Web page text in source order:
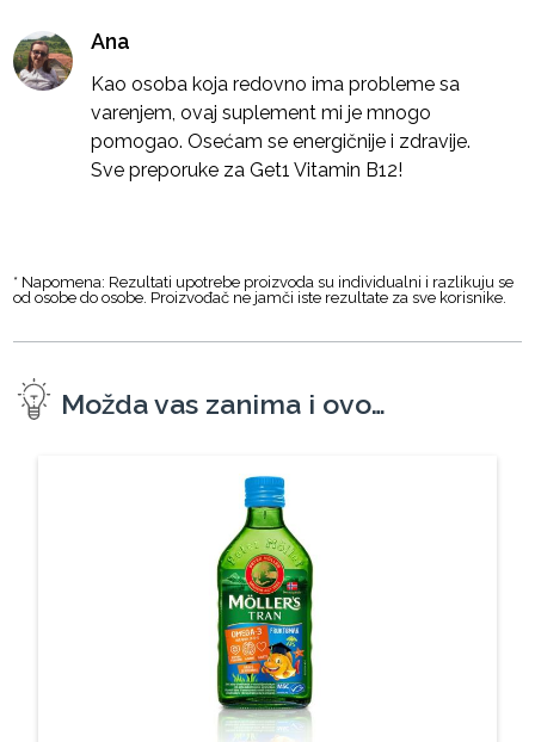
Ana
Kao osoba koja redovno ima probleme sa
varenjem, ovaj suplement mi je mnogo
pomogao. Osećam se energičnije i zdravije.
Sve preporuke za Get1 Vitamin B12!
* Napomena: Rezultati upotrebe proizvoda su individualni i razlikuju se
od osobe do osobe. Proizvođač ne jamči iste rezultate za sve korisnike.
Možda vas zanima i ovo…